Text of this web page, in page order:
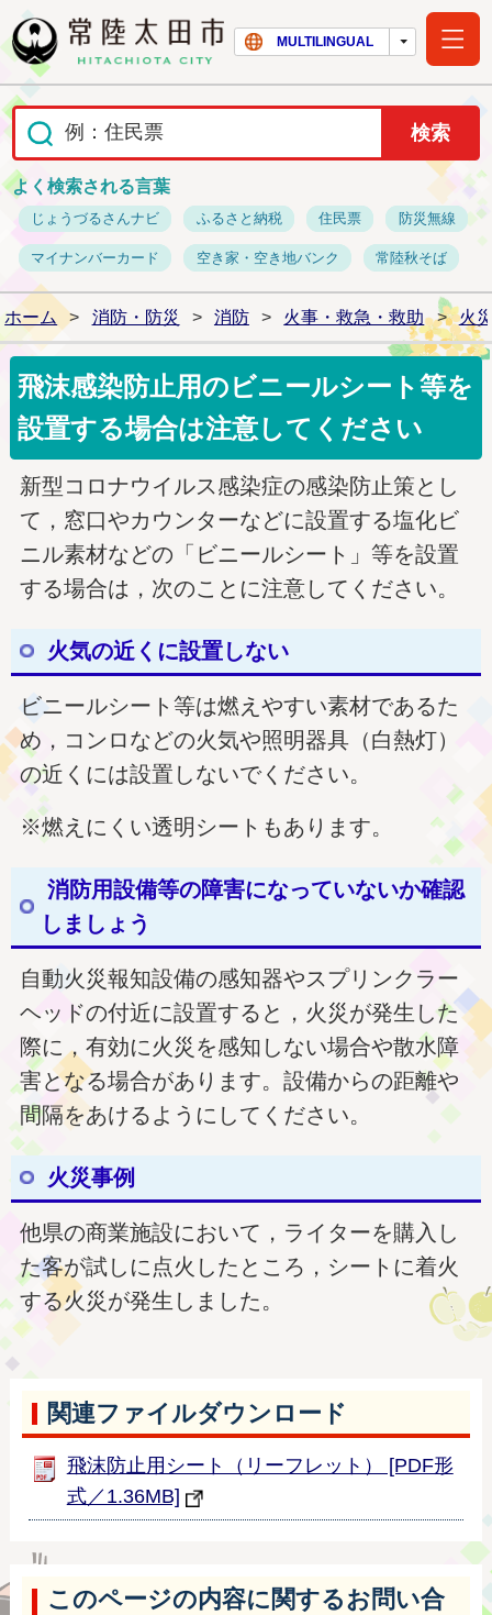
常陸太田市ホー
MULTILINGUAL
よく検索される言葉
じょうづるさんナビ ふるさと納税 住民票 防災無線
マイナンバーカード 空き家・空き地バンク 常陸秋そば
ホーム > 消防・防災 > 消防 > 火事・救急・救助 > 火
飛沫感染防止用のビニールシート等を
設置する場合は注意してください
新型コロナウイルス感染症の感染防止策とし
て，窓口やカウンターなどに設置する塩化ビ
ニル素材などの「ビニールシート」等を設置
する場合は，次のことに注意してください。
火気の近くに設置しない
ビニールシート等は燃えやすい素材であるた
め，コンロなどの火気や照明器具（白熱灯）
の近くには設置しないでください。
※燃えにくい透明シートもあります。
消防用設備等の障害になっていないか確認
しましょう
自動火災報知設備の感知器やスプリンクラー
ヘッドの付近に設置すると，火災が発生した
際に，有効に火災を感知しない場合や散水障
害となる場合があります。設備からの距離や
間隔をあけるようにしてください。
火災事例
他県の商業施設において，ライターを購入し
た客が試しに点火したところ，シートに着火
する火災が発生しました。
関連ファイルダウンロード
飛沫防止用シート（リーフレット） [PDF形
式／1.36MB]
このページの内容に関するお問い合